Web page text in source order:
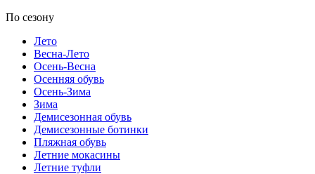
По сезону
Лето
Весна-Лето
Осень-Весна
Осенняя обувь
Осень-Зима
Зима
Демисезонная обувь
Демисезонные ботинки
Пляжная обувь
Летние мокасины
Летние туфли